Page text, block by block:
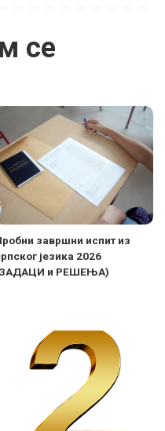
се
завршни испит из
језика 2026
и РЕШЕЊА)